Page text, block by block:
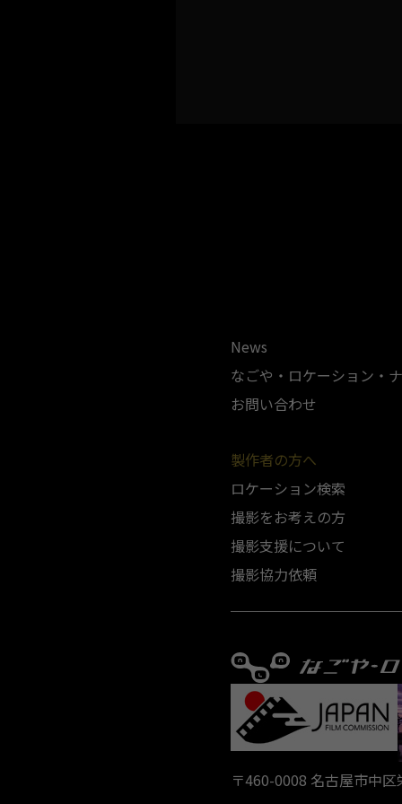
News
なごや・ロケーション・
お問い合わせ
製作者の方へ
ロケーション検索
撮影をお考えの方
撮影支援について
撮影協力依頼
〒460-0008 名古屋市中